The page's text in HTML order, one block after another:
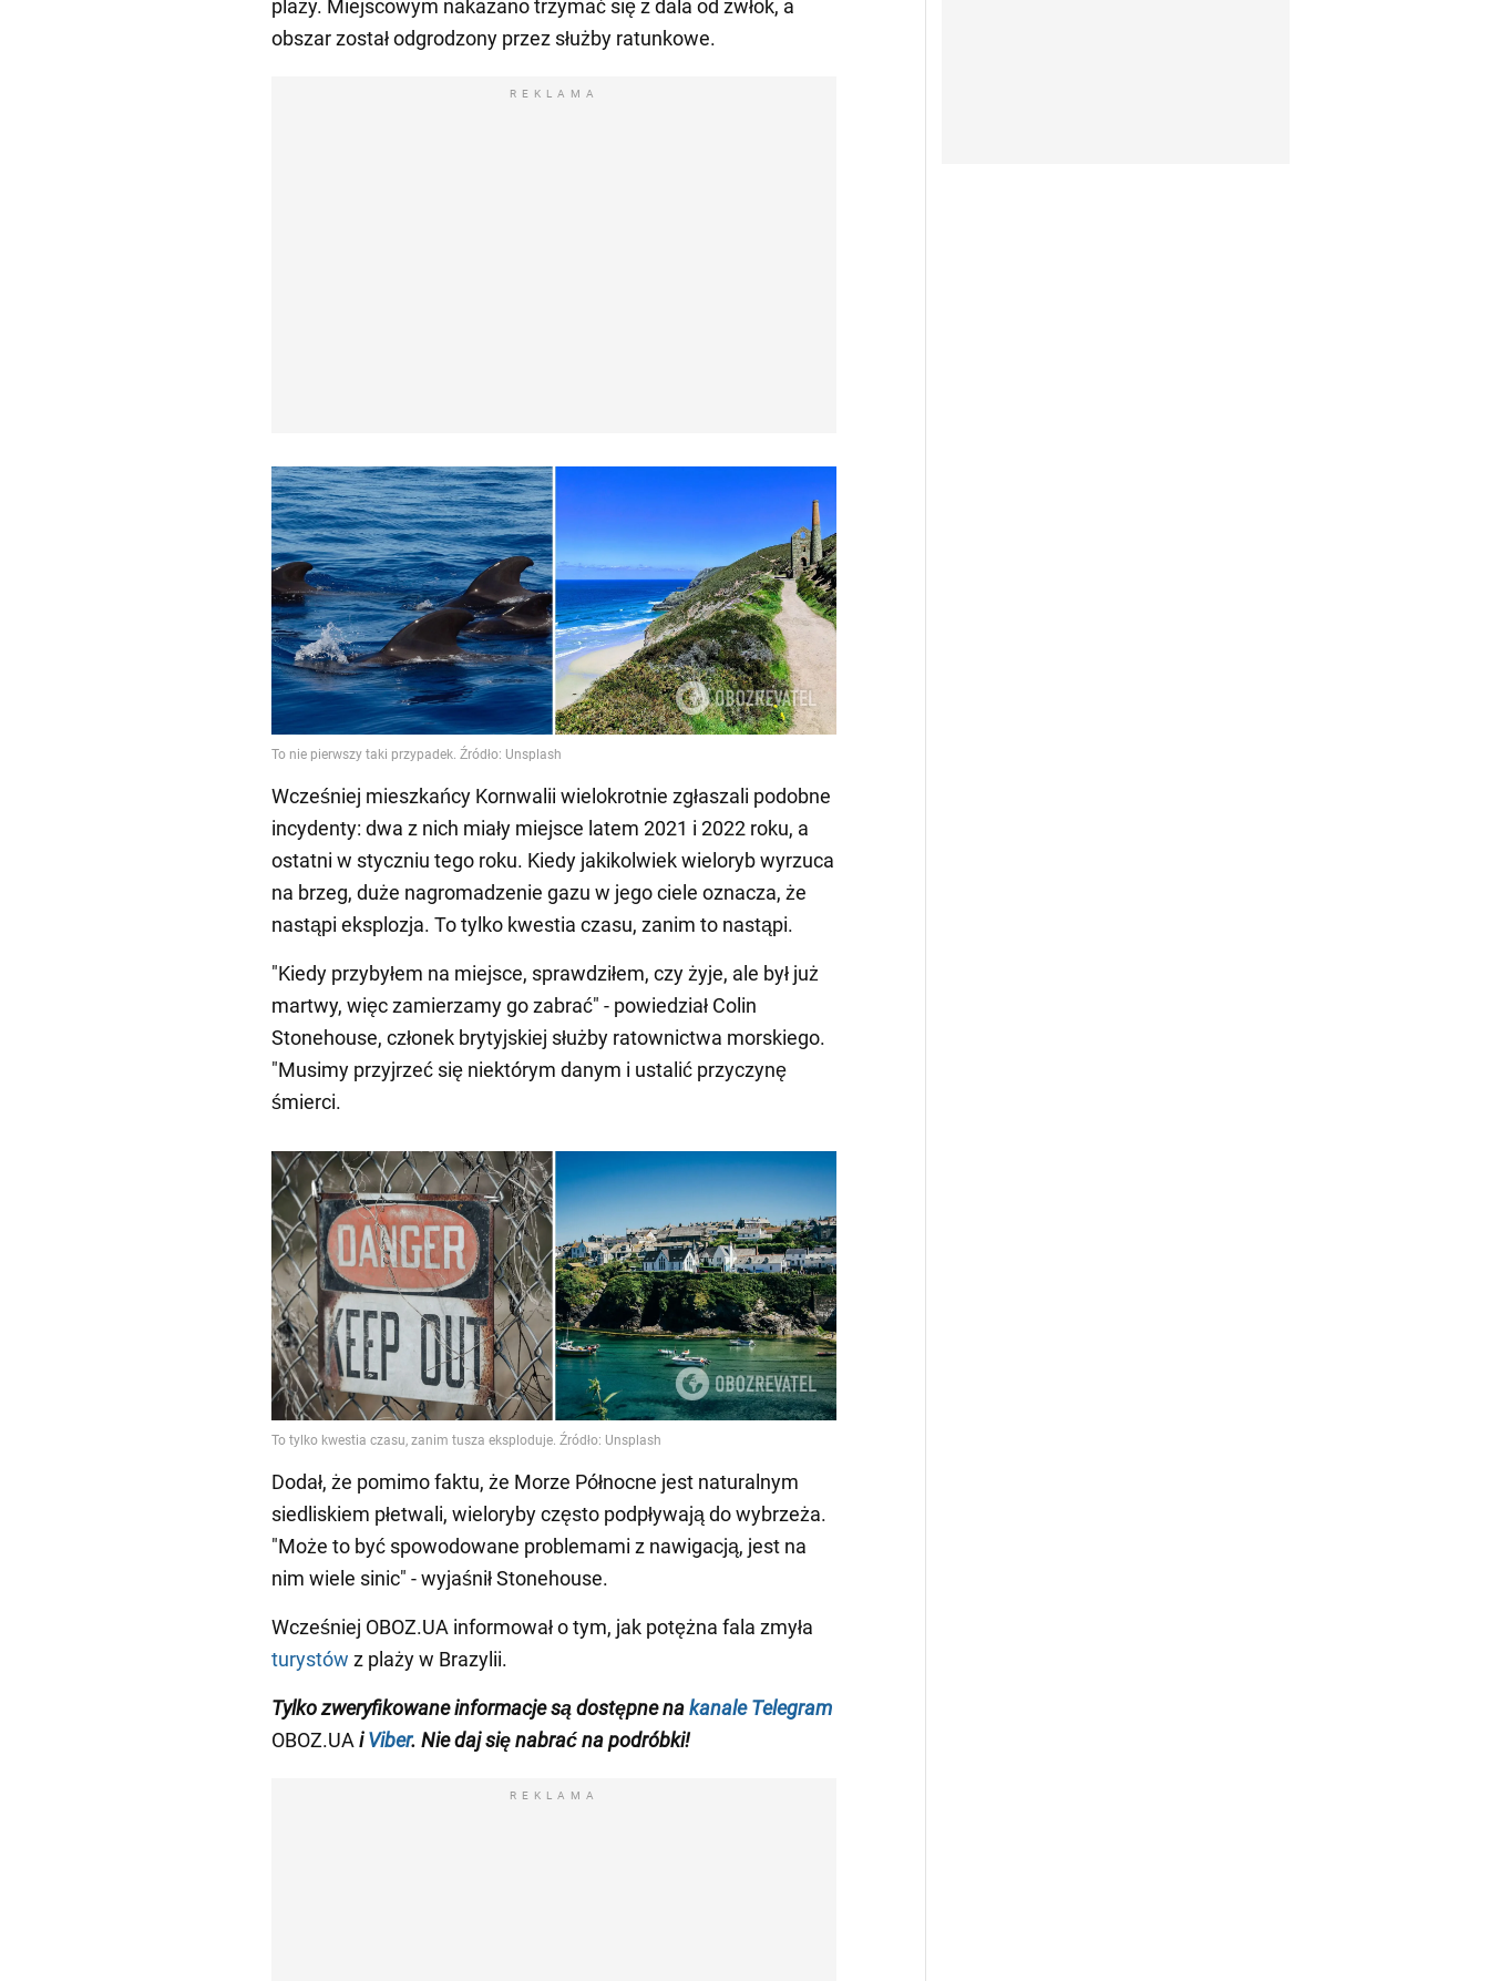
plaży. Miejscowym nakazano trzymać się z dala od zwłok, a
obszar został odgrodzony przez służby ratunkowe.
REKLAMA
Wcześniej mieszkańcy Kornwalii wielokrotnie zgłaszali podobne
incydenty: dwa z nich miały miejsce latem 2021 i 2022 roku, a
ostatni w styczniu tego roku. Kiedy jakikolwiek wieloryb wyrzuca
na brzeg, duże nagromadzenie gazu w jego ciele oznacza, że
nastąpi eksplozja. To tylko kwestia czasu, zanim to nastąpi.
"Kiedy przybyłem na miejsce, sprawdziłem, czy żyje, ale był już
martwy, więc zamierzamy go zabrać" - powiedział Colin
Stonehouse, członek brytyjskiej służby ratownictwa morskiego.
"Musimy przyjrzeć się niektórym danym i ustalić przyczynę
śmierci.
Dodał, że pomimo faktu, że Morze Północne jest naturalnym
siedliskiem płetwali, wieloryby często podpływają do wybrzeża.
"Może to być spowodowane problemami z nawigacją, jest na
nim wiele sinic" - wyjaśnił Stonehouse.
Wcześniej OBOZ.UA informował o tym, jak potężna fala zmyła
turystów z plaży w Brazylii.
Tylkozweryfikowane informacje są dostępne nakanale Telegram
OBOZ.UA iViber. Nie daj się nabrać na podróbki!
REKLAMA